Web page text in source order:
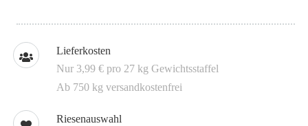
Lieferkosten
Nur 3,99 € pro 27 kg Gewichtsstaffel
Ab 750 kg versandkostenfrei
Riesenauswahl